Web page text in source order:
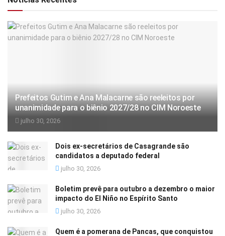
Prefeitos Gutim e Ana Malacarne são reeleitos por
unanimidade para o biênio 2027/28 no CIM Noroeste
julho 30, 2026
Dois ex-secretários de Casagrande são
candidatos a deputado federal
julho 30, 2026
Boletim prevê para outubro a dezembro o maior
impacto do El Niño no Espírito Santo
julho 30, 2026
Quem é a pomerana de Pancas, que conquistou